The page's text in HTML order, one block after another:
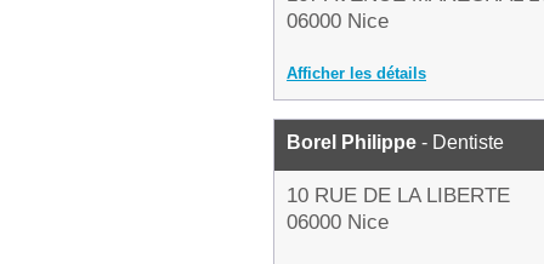
06000 Nice
Afficher les détails
Borel Philippe - Dentiste
10 RUE DE LA LIBERTE
06000 Nice